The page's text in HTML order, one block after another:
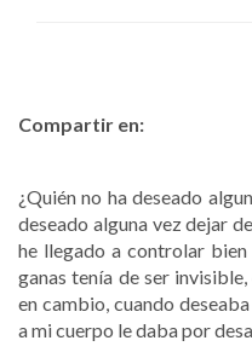
Compartir en:
¿Quién no ha deseado
deseado alguna vez dejar
he llegado a controlar bien
ganas tenía de ser
en cambio, cuando
a mi cuerpo le daba por